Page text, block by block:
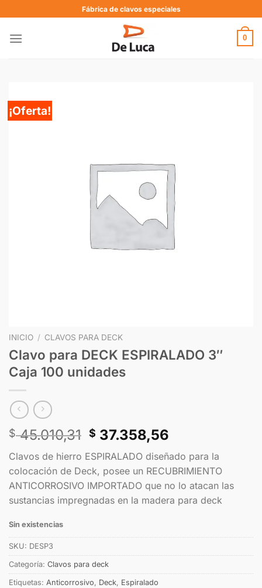
Fábrica de clavos especiales
0
¡Oferta!
INICIO / CLAVOS PARA DECK
Clavo para DECK ESPIRALADO 3″
Caja 100 unidades
$45.010,31 $ 37.358,56
Clavos de hierro ESPIRALADO diseñado para la
colocación de Deck, posee un RECUBRIMIENTO
ANTICORROSIVO IMPORTADO que no lo atacan las
sustancias impregnadas en la madera para deck
Sin existencias
SKU: DESP3
Categoría: Clavos para deck
Etiquetas: Anticorrosivo, Deck, Espiralado